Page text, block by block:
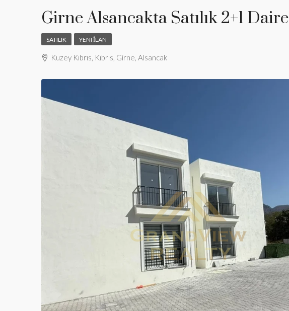
Girne Alsancakta Satılık 2+1 Daire
SATILIK YENI İLAN
Kuzey Kıbrıs, Kıbrıs, Girne, Alsancak